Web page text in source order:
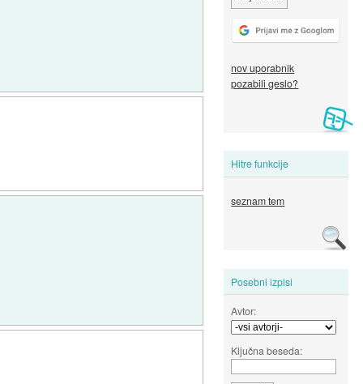
nov uporabnik
pozabili geslo?
Hitre funkcije
seznam tem
Posebni izpisi
Avtor:
Ključna beseda: